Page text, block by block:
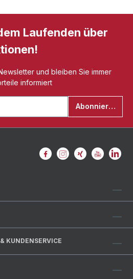
Laufenden über
und bleiben Sie immer
informiert
Abonnieren
KUNDENSERVICE